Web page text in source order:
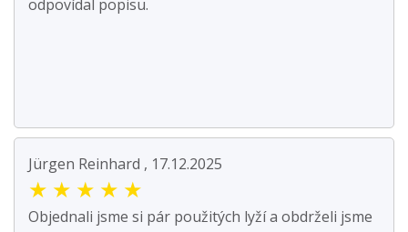
odpovídal popisu.
Jürgen Reinhard , 17.12.2025
★ ★ ★ ★ ★
Objednali jsme si pár použitých lyží a obdrželi jsme